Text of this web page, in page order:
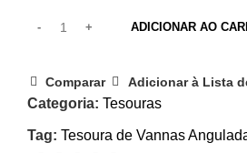
ADICIONAR AO
Comparar Adicionar à Lista
Categoria: Tesouras
Tag: Tesoura de Vannas